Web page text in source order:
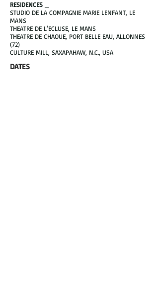
RESIDENCES
STUDIO DE LA COMPAGNIE MARIE LENFANT, LE
MANS
THEATRE DE L'ECLUSE, LE MANS
THEATRE DE CHAOUE, PORT BELLE EAU, ALLONNES
(72)
CULTURE MILL, SAXAPAHAW, N.C., USA
DATES